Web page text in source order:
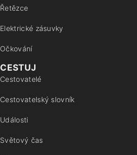
Řetězce
Elektrické zásuvky
Očkování
CESTUJ
Cestovatelé
Cestovatelský slovník
Události
Světový čas